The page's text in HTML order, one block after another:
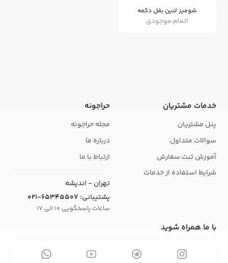
شومیز لنین بغل دکمه
اتمام موجودی
خدمات مشتریان
پنل مشتریان
سوالات متداول
آموزش ثبت سفارش
شرایط استفاده از خدمات
حراجونه
مجله حراجونه
درباره ما
ارتباط با ما
تهران - اندیشه
پشتیبانی: 021-65345507
ساعات پاسخگویی 10 الی 17
با ما همراه شوید